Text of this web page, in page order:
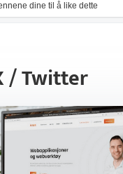
dine til å like dette
/ Twitter